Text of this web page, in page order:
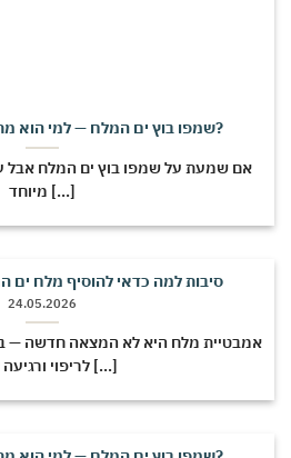
שמפו בוץ ים המלח — למי הוא מתאים ואיך משתמשים?
אם שמעת על שמפו בוץ ים המלח אבל
מיוחד [...]
5 סיבות למה כדאי להוסיף מלח
24.05.2026
אמבטיית מלח היא לא המצאה חדשה —
לריפוי ורגיעה אלפי [...]